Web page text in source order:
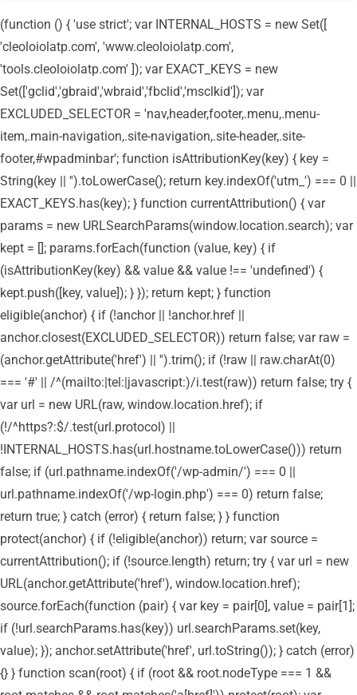
(function () { 'use strict'; var INTERNAL_HOSTS = new Set([
'cleoloiolatp.com', 'www.cleoloiolatp.com',
'tools.cleoloiolatp.com' ]); var EXACT_KEYS = new
Set(['gclid','gbraid','wbraid','fbclid','msclkid']); var
EXCLUDED_SELECTOR = 'nav,header,footer,.menu,.menu-
item,.main-navigation,.site-navigation,.site-header,.site-
footer,#wpadminbar'; function isAttributionKey(key) { key =
String(key || '').toLowerCase(); return key.indexOf('utm_') === 0 ||
EXACT_KEYS.has(key); } function currentAttribution() { var
params = new URLSearchParams(window.location.search); var
kept = []; params.forEach(function (value, key) { if
(isAttributionKey(key) && value && value !== 'undefined') {
kept.push([key, value]); } }); return kept; } function
eligible(anchor) { if (!anchor || !anchor.href ||
anchor.closest(EXCLUDED_SELECTOR)) return false; var raw =
(anchor.getAttribute('href') || '').trim(); if (!raw || raw.charAt(0)
=== '#' || /^(mailto:|tel:|javascript:)/i.test(raw)) return false; try {
var url = new URL(raw, window.location.href); if
(!/^https?:$/.test(url.protocol) ||
!INTERNAL_HOSTS.has(url.hostname.toLowerCase())) return
false; if (url.pathname.indexOf('/wp-admin/') === 0 ||
url.pathname.indexOf('/wp-login.php') === 0) return false;
return true; } catch (error) { return false; } } function
protect(anchor) { if (!eligible(anchor)) return; var source =
currentAttribution(); if (!source.length) return; try { var url = new
URL(anchor.getAttribute('href'), window.location.href);
source.forEach(function (pair) { var key = pair[0], value = pair[1];
if (!url.searchParams.has(key)) url.searchParams.set(key,
value); }); anchor.setAttribute('href', url.toString()); } catch (error)
{} } function scan(root) { if (root && root.nodeType === 1 &&